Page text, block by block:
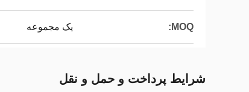
MOQ: یک مجموعه
شرایط پرداخت و حمل و نقل